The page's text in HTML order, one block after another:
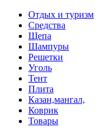
Отдых и туризм
Средства
Щепа
Шампуры
Решетки
Уголь
Тент
Плита
Казан,мангал,
Коврик
Товары